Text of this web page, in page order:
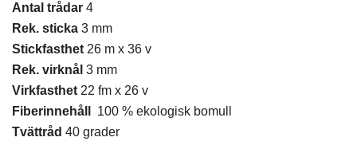
Antal trådar 4
Rek. sticka 3 mm
Stickfasthet 26 m x 36 v
Rek. virknål 3 mm
Virkfasthet 22 fm x 26 v
Fiberinnehåll
100 % ekologisk bomull
Tvättråd 40 grader